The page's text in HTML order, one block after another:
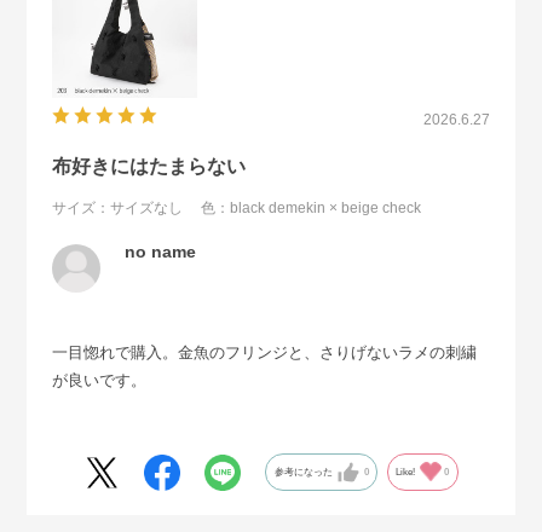
2026.6.27
布好きにはたまらない
サイズ：サイズなし 色：black demekin × beige check
no name
一目惚れで購入。金魚のフリンジと、さりげないラメの刺繍
が良いです。
参考になった 0 Like! 0